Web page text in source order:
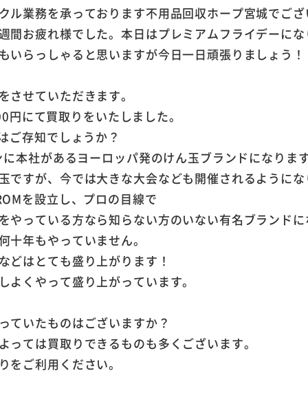
業務を承っております不用品回収ホープ宮城でござ
間お疲れ様でした。本日はプレミアムフライデーにな
いらっしゃると思いますが今日一日頑張りましょう！
せていただきます。
にて買取りをいたしました。
ご存知でしょうか？
本社があるヨーロッパ発のけん玉ブランドになります
ですが、今では大きな大会なども開催されるようにな
を設立し、プロの目線で
っている方なら知らない方のいない有名ブランドに
年もやっていません。
どはとても盛り上がります！
くやって盛り上がっています。
ていたものはございますか？
ては買取りできるものも多くございます。
ご利用ください。